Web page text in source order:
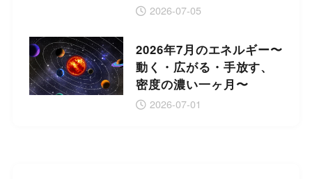
2026-07-05
2026年7月のエネルギー〜
動く・広がる・手放す、
密度の濃い一ヶ月〜
2026-07-01